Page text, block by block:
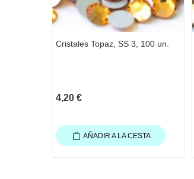
Cristales Topaz, SS 3, 100 un.
4,20 €
AÑADIR A LA CESTA